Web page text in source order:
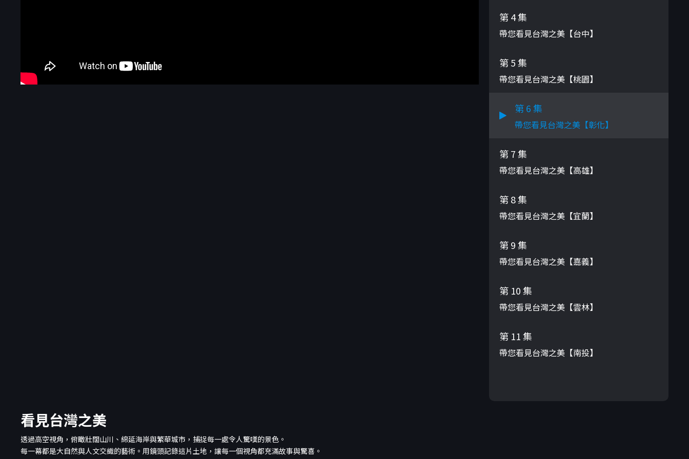
第 4 集
帶您看見台灣之美【台中】
第 5 集
帶您看見台灣之美【桃園】
第 6 集
帶您看見台灣之美【彰化】
第 7 集
帶您看見台灣之美【高雄】
第 8 集
帶您看見台灣之美【宜蘭】
第 9 集
帶您看見台灣之美【嘉義】
第 10 集
帶您看見台灣之美【雲林】
第 11 集
帶您看見台灣之美【南投】
看見台灣之美
透過高空視角，俯瞰壯闊山川、綿延海岸與繁華城市，捕捉每一處令人驚嘆的景色。
每一幕都是大自然與人文交織的藝術。用鏡頭記錄這片土地，讓每一個視角都充滿故事與驚喜。